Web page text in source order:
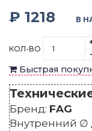
₽ 1218 В
КОЛ-ВО
-
Быстрая
Бренд: FAG
Внутренний ∅